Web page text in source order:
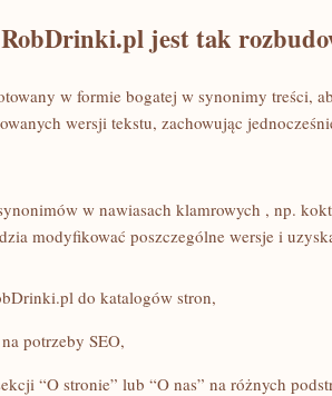
RobDrinki.pl jest tak
w formie bogatej w synonimy treści,
wersji tekstu, zachowując
w nawiasach klamrowych , np.
modyfikować poszczególne wersje i
do katalogów stron,
potrzeby SEO,
“O stronie” lub “O nas” na różnych